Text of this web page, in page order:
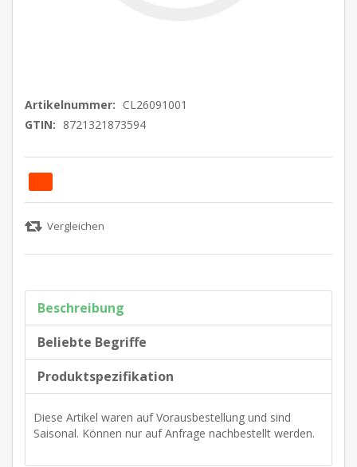
Artikelnummer: CL26091001
GTIN: 8721321873594
Beschreibung
Beliebte Begriffe
Produktspezifikation
Diese Artikel waren auf Vorausbestellung und sind
Saisonal. Können nur auf Anfrage nachbestellt werden.